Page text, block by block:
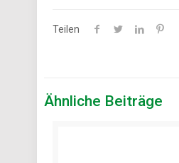
Teilen
Ähnliche Beiträge